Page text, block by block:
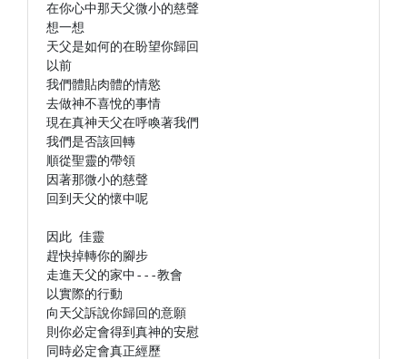
在你心中那天父微小的慈聲
想一想
天父是如何的在盼望你歸回
以前
我們體貼肉體的情慾
去做神不喜悅的事情
現在真神天父在呼喚著我們
我們是否該回轉
順從聖靈的帶領
因著那微小的慈聲
回到天父的懷中呢
因此 佳靈
趕快掉轉你的腳步
走進天父的家中---教會
以實際的行動
向天父訴說你歸回的意願
則你必定會得到真神的安慰
同時必定會真正經歷